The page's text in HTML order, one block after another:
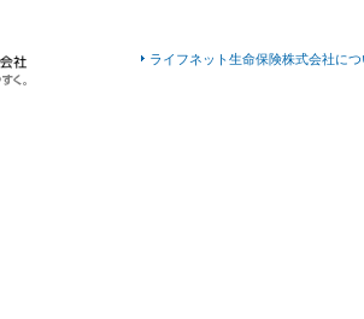
ライフネット生命保険株式会社に